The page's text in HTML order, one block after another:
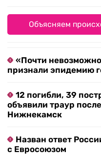
Объясняем
«Почти
признали эпидемию
12 погибли, 39
объявили траур
Нижнекамск
Назван ответ
с Евросоюзом